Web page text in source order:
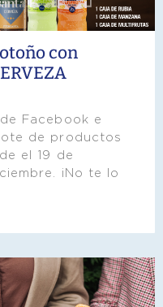
con
Facebook e
de productos
el 19 de
¡No te lo